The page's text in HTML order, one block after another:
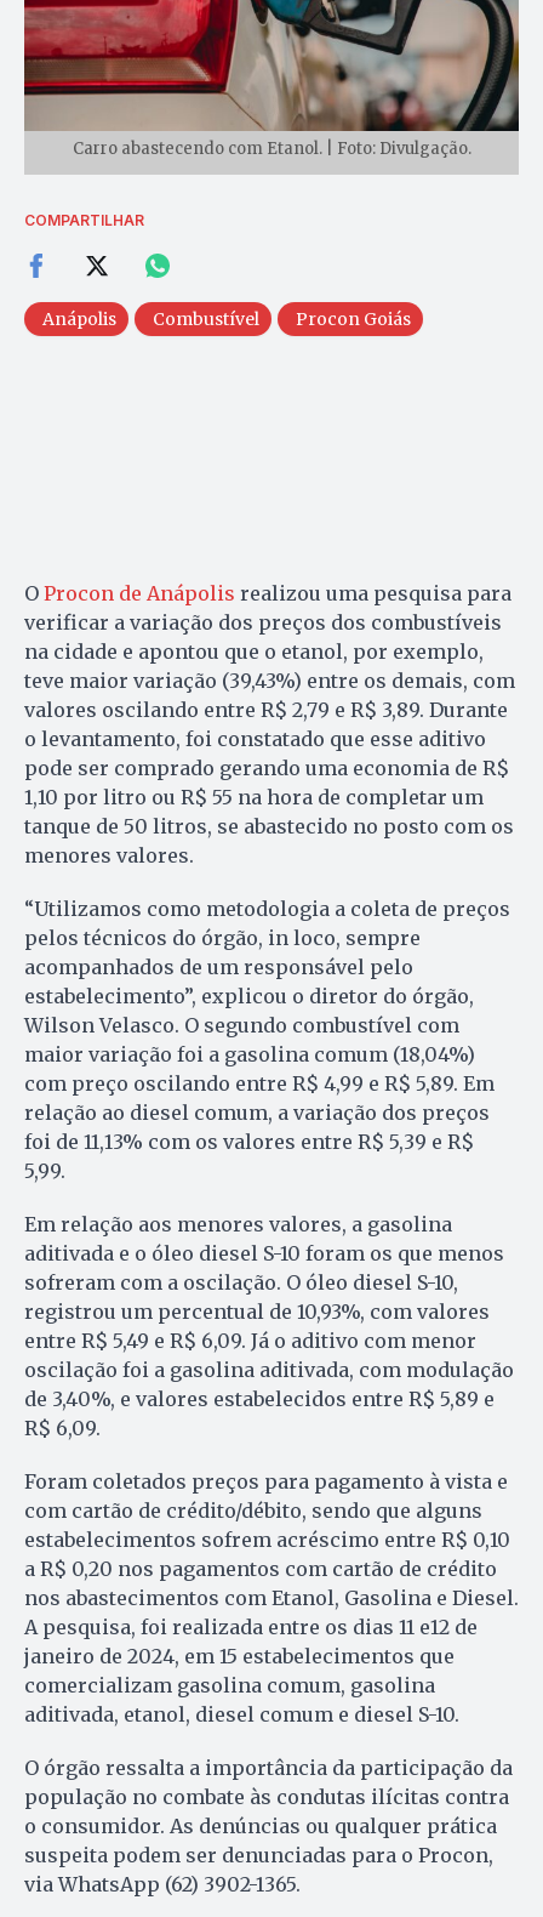
Carro abastecendo com Etanol. | Foto: Divulgação.
COMPARTILHAR
Anápolis Combustível Procon Goiás
O Procon de Anápolis realizou uma pesquisa para
verificar a variação dos preços dos combustíveis
na cidade e apontou que o etanol, por exemplo,
teve maior variação (39,43%) entre os demais, com
valores oscilando entre R$ 2,79 e R$ 3,89. Durante
o levantamento, foi constatado que esse aditivo
pode ser comprado gerando uma economia de R$
1,10 por litro ou R$ 55 na hora de completar um
tanque de 50 litros, se abastecido no posto com os
menores valores.
“Utilizamos como metodologia a coleta de preços
pelos técnicos do órgão, in loco, sempre
acompanhados de um responsável pelo
estabelecimento”, explicou o diretor do órgão,
Wilson Velasco. O segundo combustível com
maior variação foi a gasolina comum (18,04%)
com preço oscilando entre R$ 4,99 e R$ 5,89. Em
relação ao diesel comum, a variação dos preços
foi de 11,13% com os valores entre R$ 5,39 e R$
5,99.
Em relação aos menores valores, a gasolina
aditivada e o óleo diesel S-10 foram os que menos
sofreram com a oscilação. O óleo diesel S-10,
registrou um percentual de 10,93%, com valores
entre R$ 5,49 e R$ 6,09. Já o aditivo com menor
oscilação foi a gasolina aditivada, com modulação
de 3,40%, e valores estabelecidos entre R$ 5,89 e
R$ 6,09.
Foram coletados preços para pagamento à vista e
com cartão de crédito/débito, sendo que alguns
estabelecimentos sofrem acréscimo entre R$ 0,10
a R$ 0,20 nos pagamentos com cartão de crédito
nos abastecimentos com Etanol, Gasolina e Diesel.
A pesquisa, foi realizada entre os dias 11 e12 de
janeiro de 2024, em 15 estabelecimentos que
comercializam gasolina comum, gasolina
aditivada, etanol, diesel comum e diesel S-10.
O órgão ressalta a importância da participação da
população no combate às condutas ilícitas contra
o consumidor. As denúncias ou qualquer prática
suspeita podem ser denunciadas para o Procon,
via WhatsApp (62) 3902-1365.